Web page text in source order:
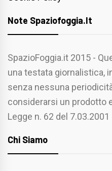
Note Spaziofoggia.it
SpazioFoggia.it 2015 -
una testata giornalistica,
senza nessuna
considerarsi un prodotto
Legge n. 62 del 7.03.2001
Chi Siamo